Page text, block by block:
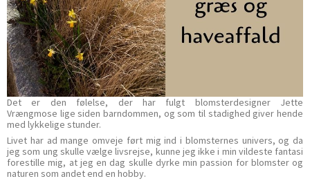
Det er den følelse, der har fulgt blomsterdesigner Jette
Vrængmose lige siden barndommen, og som til stadighed giver hende
med lykkelige stunder.
Livet har ad mange omveje ført mig ind i blomsternes univers, og da
jeg som ung skulle vælge livsrejse, kunne jeg ikke i min vildeste fantasi
forestille mig, at jeg en dag skulle dyrke min passion for blomster og
naturen som andet end en hobby.